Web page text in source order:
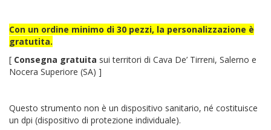
Con un ordine minimo di 30 pezzi, la personalizzazione è
gratutita.
[ Consegna gratuita sui territori di Cava De’ Tirreni, Salerno e
Nocera Superiore (SA) ]
Questo strumento non è un dispositivo sanitario, né costituisce
un dpi (dispositivo di protezione individuale).